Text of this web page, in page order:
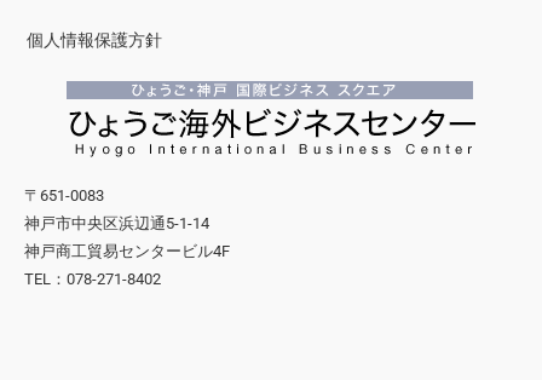
個人情報保護方針
〒651-0083
神戸市中央区浜辺通5-1-14
神戸商工貿易センタービル4F
TEL：078-271-8402